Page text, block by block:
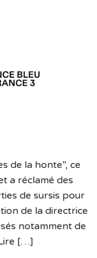
de la honte”, ce
a réclamé des
de sursis pour
de la directrice
notamment de
[…]